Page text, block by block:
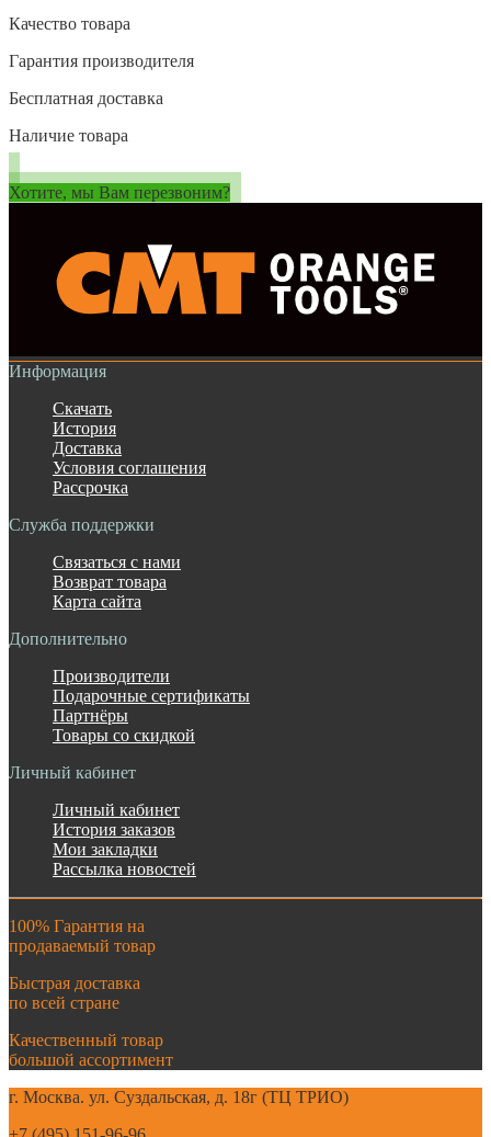
Качество товара
Гарантия производителя
Бесплатная доставка
Наличие товара
Хотите, мы Вам перезвоним?
Информация
Скачать
История
Доставка
Условия соглашения
Рассрочка
Служба поддержки
Связаться с нами
Возврат товара
Карта сайта
Дополнительно
Производители
Подарочные сертификаты
Партнёры
Товары со скидкой
Личный кабинет
Личный кабинет
История заказов
Мои закладки
Рассылка новостей
100% Гарантия на
продаваемый товар
Быстрая доставка
по всей стране
Качественный товар
большой ассортимент
г. Москва. ул. Суздальская, д. 18г (ТЦ ТРИО)